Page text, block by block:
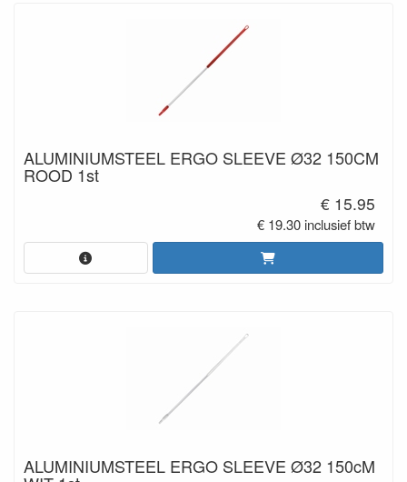
ALUMINIUMSTEEL ERGO SLEEVE Ø32 150CM
ROOD 1st
€ 15.95
€ 19.30 inclusief btw
ALUMINIUMSTEEL ERGO SLEEVE Ø32 150cM